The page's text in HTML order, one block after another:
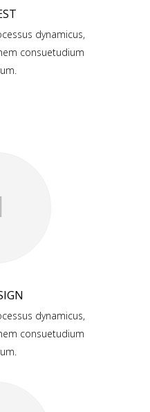
dynamicus,
consuetudium
dynamicus,
consuetudium